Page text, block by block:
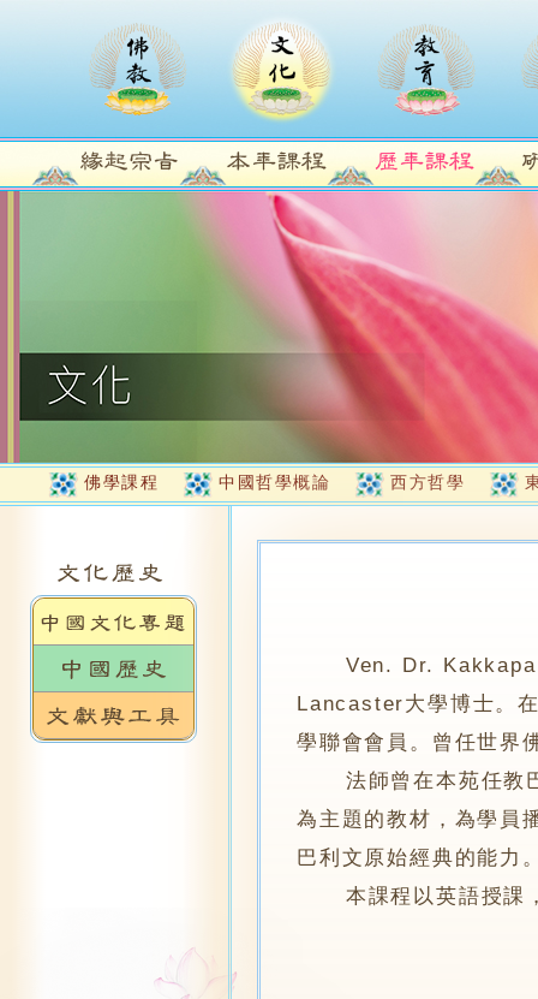
佛學課程 中國哲學概論 西方哲學
Ven. Dr.
Lancaster大學博士。
學聯會會員。曾任世界
法師曾在本苑任教巴
為主題的教材，為學員
巴利文原始經典的能
本課程以英語授課，